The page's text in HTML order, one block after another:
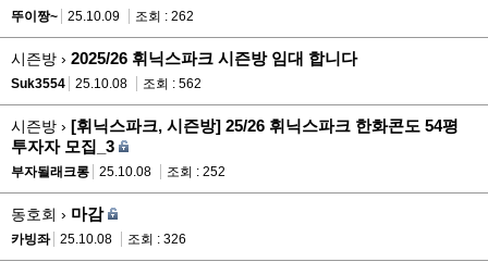
뚜이짱~ 25.10.09 조회 : 262
시즌방 › 2025/26 휘닉스파크 시즌방 임대 합니다
Suk3554 25.10.08 조회 : 562
시즌방 › [휘닉스파크, 시즌방] 25/26 휘닉스파크 한화콘도 54평
투자자 모집_3
부자될래크롱 25.10.08 조회 : 252
동호회 › 마감
카빙좌 25.10.08 조회 : 326